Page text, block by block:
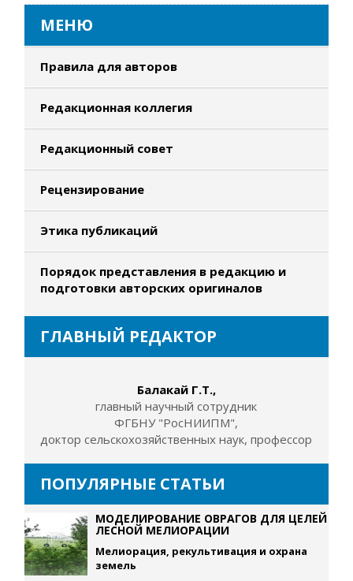
МЕНЮ
Правила для авторов
Редакционная коллегия
Редакционный совет
Рецензирование
Этика публикаций
Порядок представления в редакцию и
подготовки авторских оригиналов
ГЛАВНЫЙ РЕДАКТОР
Балакай Г.Т.,
главный научный сотрудник
ФГБНУ "РосНИИПМ",
доктор сельскохозяйственных наук, профессор
ПОПУЛЯРНЫЕ СТАТЬИ
МОДЕЛИРОВАНИЕ ОВРАГОВ ДЛЯ ЦЕЛЕЙ
ЛЕСНОЙ МЕЛИОРАЦИИ
Мелиорация, рекультивация и охрана
земель